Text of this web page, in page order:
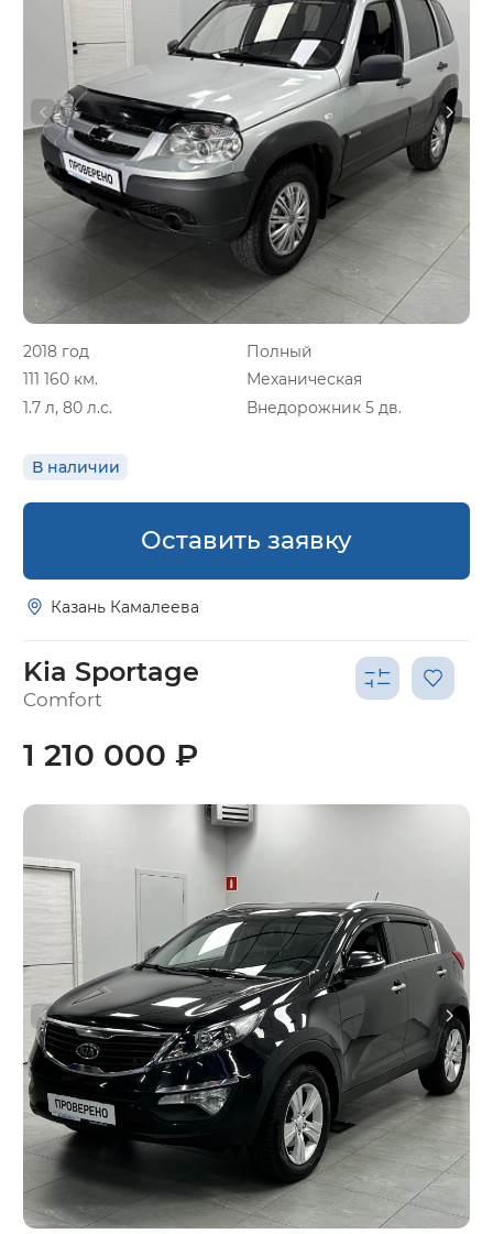
2018 год
Полный
111 160 км.
Механическая
1.7 л, 80 л.с.
Внедорожник 5 дв.
В наличии
Оставить заявку
Казань Камалеева
Kia Sportage
Comfort
1 210 000 ₽